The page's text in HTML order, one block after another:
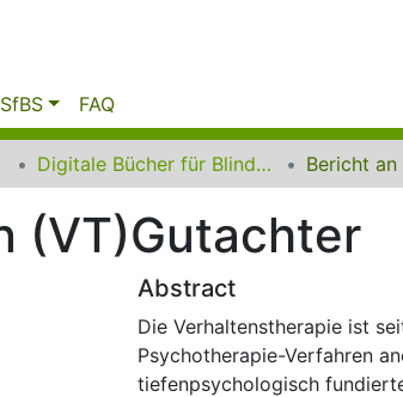
FAQ
Digitale Bücher für Blinde und Sehbehinderte
(VT)Gutachter
Abstract
Die Verhaltenstherapie ist
Psychotherapie-Verfahren
tiefenpsychologisch